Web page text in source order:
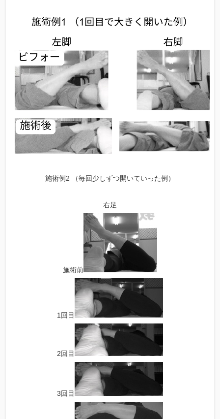
施術例2 （毎回少しずつ開いていった例）
右足
施術前
1回目
2回目
3回目